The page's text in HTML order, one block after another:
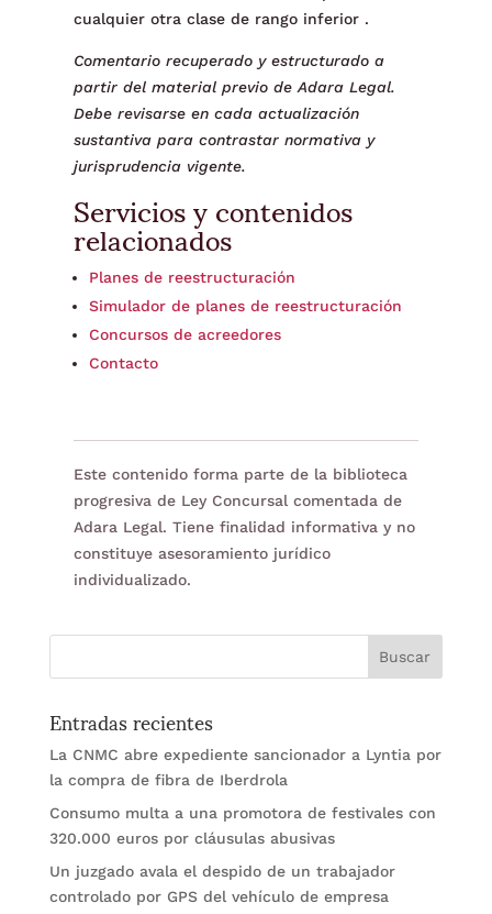
cualquier otra clase de rango inferior .
Comentario recuperado y estructurado a
partir del material previo de Adara Legal.
Debe revisarse en cada actualización
sustantiva para contrastar normativa y
jurisprudencia vigente.
Servicios y contenidos
relacionados
Planes de reestructuración
Simulador de planes de reestructuración
Concursos de acreedores
Contacto
Este contenido forma parte de la biblioteca
progresiva de Ley Concursal comentada de
Adara Legal. Tiene finalidad informativa y no
constituye asesoramiento jurídico
individualizado.
Entradas recientes
La CNMC abre expediente sancionador a Lyntia por
la compra de fibra de Iberdrola
Consumo multa a una promotora de festivales con
320.000 euros por cláusulas abusivas
Un juzgado avala el despido de un trabajador
controlado por GPS del vehículo de empresa